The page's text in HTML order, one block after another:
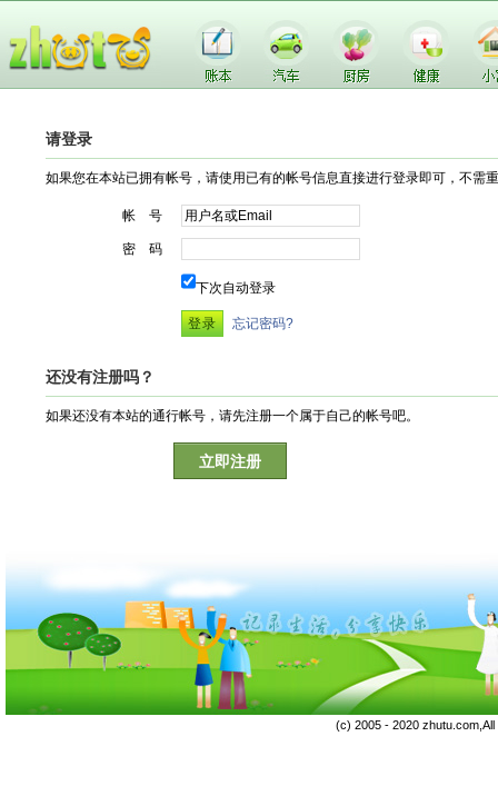
请登录
如果您在本站已拥有帐号，请使用已有的帐号信息直接进行登录即可，不需
帐 号
密 码
下次自动登录
忘记密码?
还没有注册吗？
如果还没有本站的通行帐号，请先注册一个属于自己的帐号吧。
立即注册
(c) 2005 - 2020